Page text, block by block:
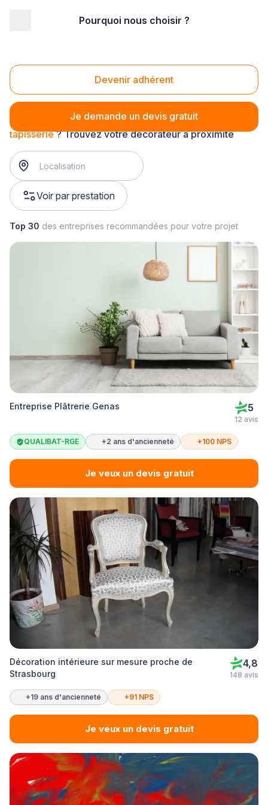
Pourquoi nous choisir ?
Devenir adhérent
Je demande un devis gratuit
Tapisserie
tapisserie? Trouvez votre décorateur à proximité
Voir par prestation
Top 30 des entreprises recommandées pour votre projet
Entreprise Plâtrerie Genas 5
12 avis
QUALIBAT-RGE +2 ans d'ancienneté +100 NPS
Je veux un devis gratuit
Décoration intérieure sur mesure proche de
Strasbourg
4,8
148 avis
+19 ans d'ancienneté +91 NPS
Je veux un devis gratuit